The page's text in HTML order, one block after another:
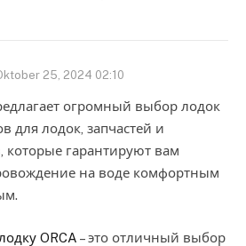
25, 2024 02:10
огромный выбор лодок
для лодок, запчастей и
которые гарантируют вам
на воде комфортным
ORCA – это отличный выбор